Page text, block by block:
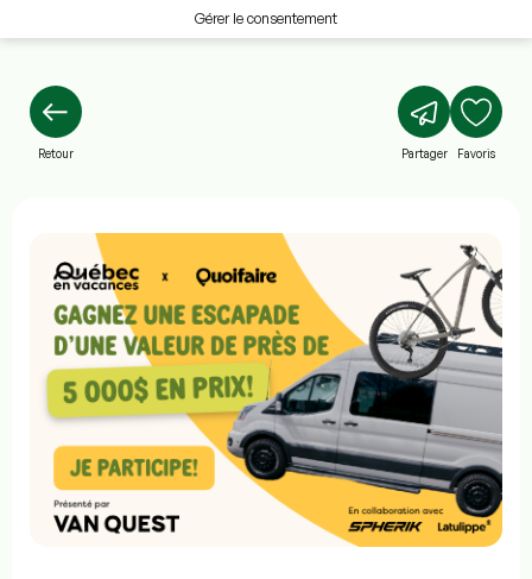
Gérer le consentement
Retour Partager Favoris